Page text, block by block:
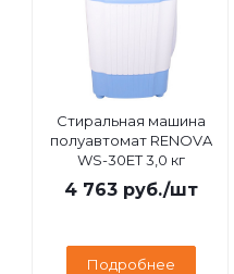
Стиральная машина
полуавтомат RENOVA
WS-30ET 3,0 кг
4 763руб./шт
Подробнее